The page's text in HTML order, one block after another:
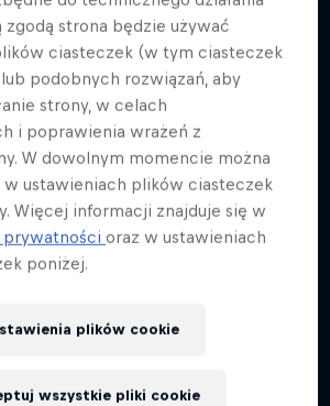
zgodą strona będzie używać
ciasteczek (w tym ciasteczek
podobnych rozwiązań, aby
strony, w celach
i poprawienia wrażeń z
W dowolnym momencie można
ustawieniach plików ciasteczek
Więcej informacji znajduje się w
prywatnościoraz w ustawieniach
poniżej.
plików cookie
wszystkie pliki cookie